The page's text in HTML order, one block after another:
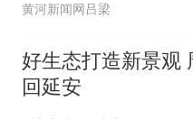
黄河新闻网吕梁
好生态打造新景观
回延安